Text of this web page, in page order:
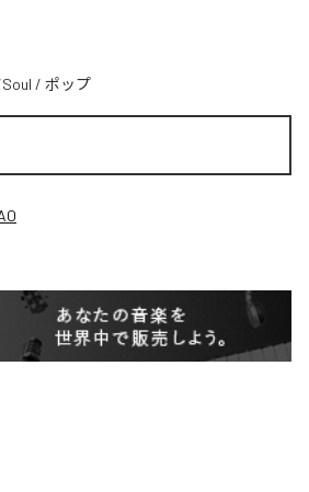
/ ポップ